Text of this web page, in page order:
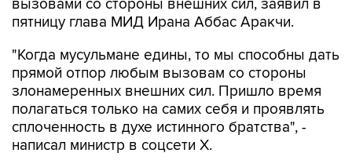
"Когда мусульмане едины, то мы способны дать
злонамеренных внешних сил. Пришло время
полагаться только на самих себя и проявлять
сплоченность в духе истинного братства", -
написал министр в соцсети Х.
Он также похвалил действия вооруженных сил